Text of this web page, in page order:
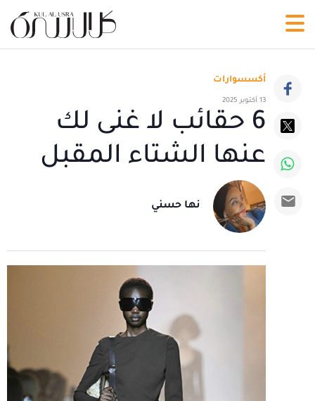
أكسسوارات
13 أكتوبر 2025
6 حقائب لا غنى لك
عنها الشتاء المقبل
نها حسني